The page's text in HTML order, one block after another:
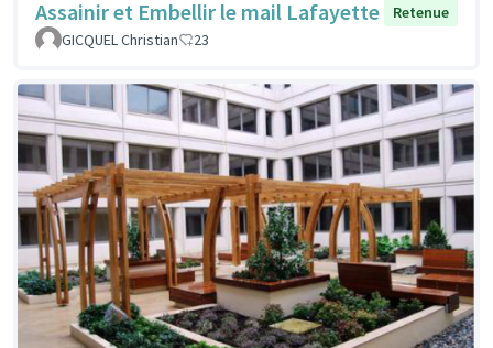
Assainir et Embellir le mail Lafayette
Retenue
GICQUEL Christian
23